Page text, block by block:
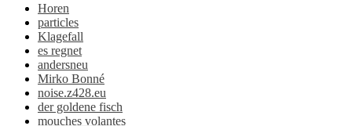
Horen
particles
Klagefall
es regnet
andersneu
Mirko Bonné
noise.z428.eu
der goldene fisch
mouches volantes